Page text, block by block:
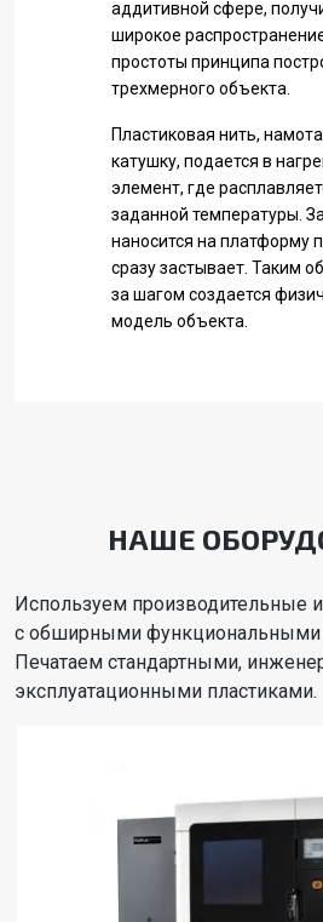
аддитивной сфере,
широкое
простоты принципа
трехмерного объекта.
Пластиковая нить,
катушку, подается в
элемент, где
заданной температуры.
наносится на платформу
сразу застывает. Таким
за шагом создается
модель объекта.
НАШЕ
Используем производительные
с обширными функциональными
Печатаем стандартными,
эксплуатационными пластиками.